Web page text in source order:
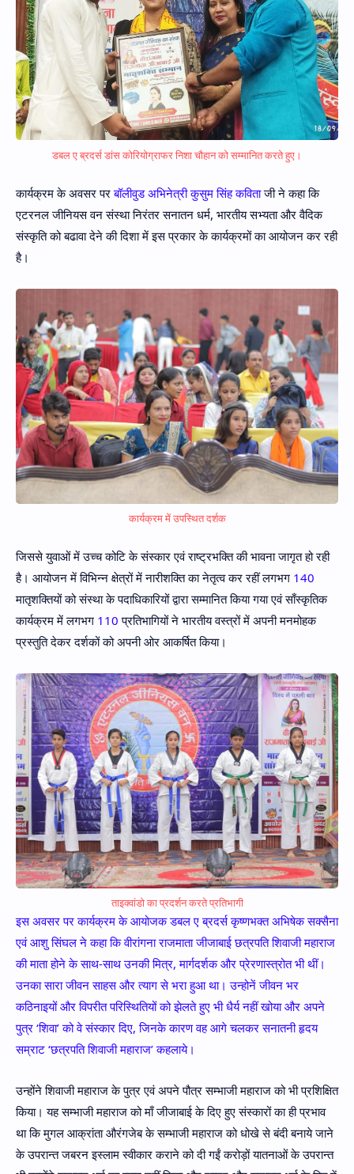
डबल ए ब्रदर्स डांस कोरियोग्राफर निशा चौहान को सम्मानित करते हुए।
कार्यक्रम के अवसर परबॉलीवुड अभिनेत्री कुसुम सिंह कविताजी ने कहा कि
एटरनल जीनियस वन संस्था निरंतर सनातन धर्म, भारतीय सभ्यता और वैदिक
संस्कृति को बढावा देने की दिशा में इस प्रकार के कार्यक्रमों का आयोजन कर रही
है।
कार्यक्रम में उपस्थित दर्शक
जिससे युवाओं में उच्च कोटि के संस्कार एवं राष्ट्रभक्ति की भावना जागृत हो रही
है। आयोजन में विभिन्न क्षेत्रों में नारीशक्ति का नेतृत्व कर रहीं लगभग 140
मातृशक्तियों को संस्था के पदाधिकारियों द्वारा सम्मानित किया गया एवं साँस्कृतिक
कार्यक्रम में लगभग 110 प्रतिभागियों ने भारतीय वस्त्रों में अपनी मनमोहक
प्रस्तुति देकर दर्शकों को अपनी ओर आकर्षित किया।
ताइक्वांडो का प्रदर्शन करते प्रतिभागी
इस अवसर पर कार्यक्रम के आयोजक डबल ए ब्रदर्स कृष्णभक्त अभिषेक सक्सैना
एवं आशु सिंघल ने कहा कि वीरांगना राजमाता जीजाबाई छत्रपति शिवाजी महाराज
की माता होने के साथ-साथ उनकी मित्र, मार्गदर्शक और प्रेरणास्त्रोत भी थीं।
उनका सारा जीवन साहस और त्याग से भरा हुआ था। उन्होनें जीवन भर
कठिनाइयों और विपरीत परिस्थितियों को झेलते हुए भी धैर्य नहीं खोया और अपने
पुत्र ‘शिवा’ को वे संस्कार दिए, जिनके कारण वह आगे चलकर सनातनी हृदय
सम्राट ‘छत्रपति शिवाजी महाराज’ कहलाये।
उन्होंने शिवाजी महाराज के पुत्र एवं अपने पौत्र सम्भाजी महाराज को भी प्रशिक्षित
किया। यह सम्भाजी महाराज को माँ जीजाबाई के दिए हुए संस्कारों का ही प्रभाव
था कि मुगल आक्रांता औरंगजेब के सम्भाजी महाराज को धोखे से बंदी बनाये जाने
के उपरान्त जबरन इस्लाम स्वीकार कराने को दी गईं करोड़ों यातनाओं के उपरान्त